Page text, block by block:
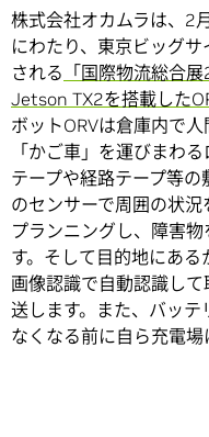
株式会社オカムラは、2
にわたり、東京ビッグ
される 「国際物流総合
Jetson TX2を搭載した
ボットORVは倉庫内で
「かご車」を運びまわ
テープや経路テープ等
のセンサーで周囲の状
プランニングし、障害
す。そして目的地にあ
画像認識で自動認識し
送します。また、バッ
なくなる前に自ら充電場